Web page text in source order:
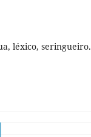
léxico, seringueiro.